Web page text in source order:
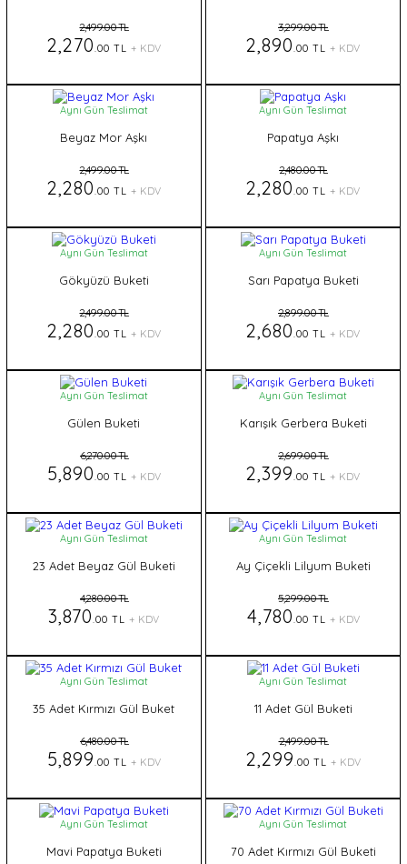
2,499.00 TL
2,270.00 TL + KDV
3,299.00 TL
2,890.00 TL+ KDV
Aynı Gün Teslimat
Beyaz Mor Aşkı
2,499.00 TL
2,280.00 TL + KDV
Aynı Gün Teslimat
Papatya Aşkı
2,480.00 TL
2,280.00 TL+ KDV
Aynı Gün Teslimat
Gökyüzü Buketi
2,499.00 TL
2,280.00 TL + KDV
Aynı Gün Teslimat
Sarı Papatya Buketi
2,899.00 TL
2,680.00 TL+ KDV
Aynı Gün Teslimat
Gülen Buketi
6,270.00 TL
5,890.00 TL + KDV
Aynı Gün Teslimat
Karışık Gerbera Buketi
2,699.00 TL
2,399.00 TL+ KDV
Aynı Gün Teslimat
23 Adet Beyaz Gül Buketi
4,280.00 TL
3,870.00 TL+ KDV
Aynı Gün Teslimat
Ay Çiçekli Lilyum Buketi
5,299.00 TL
4,780.00 TL + KDV
Aynı Gün Teslimat
35 Adet Kırmızı Gül Buket
6,480.00 TL
5,899.00 TL + KDV
Aynı Gün Teslimat
11 Adet Gül Buketi
2,499.00 TL
2,299.00 TL + KDV
Aynı Gün Teslimat
Mavi Papatya Buketi
Aynı Gün Teslimat
70 Adet Kırmızı Gül Buketi